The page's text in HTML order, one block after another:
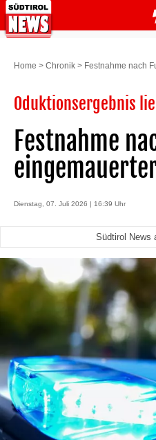
Home > Chronik > Festnahme nach
Oduktionsergebnis
Festnahme
Dienstag, 07. Juli 2026 | 16:39 Uhr
Südtirol News